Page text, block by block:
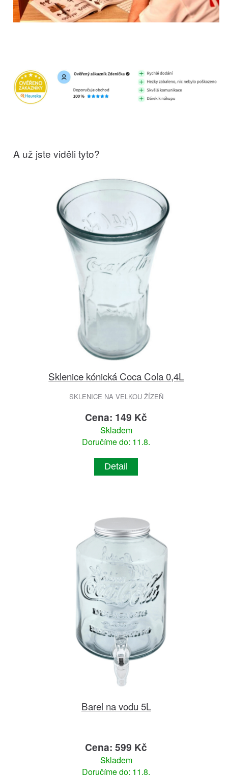
A už jste viděli tyto?
Sklenice kónická Coca Cola 0,4L
SKLENICE NA VELKOU ŽÍZEŇ
Cena: 149 Kč
Skladem
Doručíme do: 11.8.
Detail
Barel na vodu 5L
Cena: 599 Kč
Skladem
Doručíme do: 11.8.